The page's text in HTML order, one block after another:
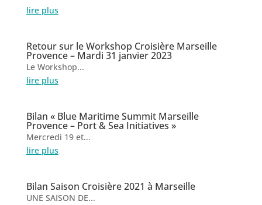
lire plus
Retour sur le Workshop Croisière Marseille
Provence – Mardi 31 janvier 2023
Le Workshop...
lire plus
Bilan « Blue Maritime Summit Marseille
Provence – Port & Sea Initiatives »
Mercredi 19 et...
lire plus
Bilan Saison Croisière 2021 à Marseille
UNE SAISON DE...